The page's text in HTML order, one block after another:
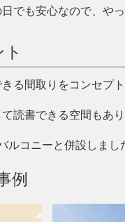
でも安心なので、やっ
る間取りをコンセプ
読書できる空間もあり
ルコニーと併設しまし
例